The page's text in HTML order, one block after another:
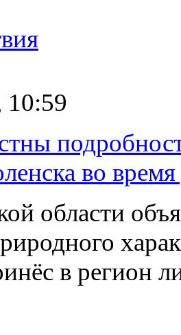
10:59
во
области
в регион